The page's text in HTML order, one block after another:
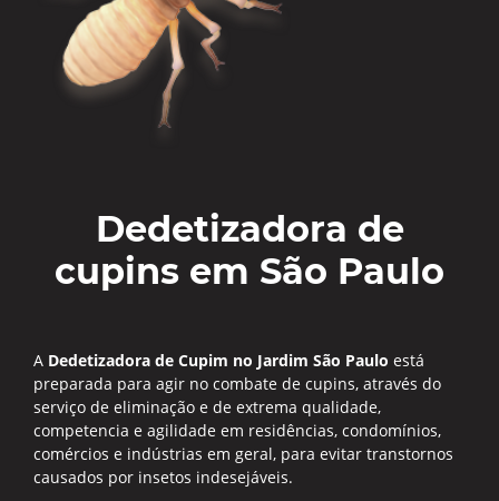
Dedetizadora de
cupins em São Paulo
A Dedetizadora de Cupim no Jardim São Paulo está
preparada para agir no combate de cupins, através do
serviço de eliminação e de extrema qualidade,
competencia e agilidade em residências, condomínios,
comércios e indústrias em geral, para evitar transtornos
causados por insetos indesejáveis.